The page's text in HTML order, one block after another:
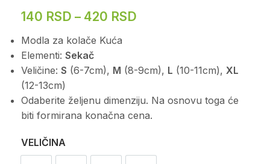
140 RSD – 420 RSD
Modla za kolače Kuća
Elementi: Sekač
Veličine: S (6-7cm), M (8-9cm), L (10-11cm), XL
(12-13cm)
Odaberite željenu dimenziju. Na osnovu toga će
biti formirana konačna cena.
VELIČINA